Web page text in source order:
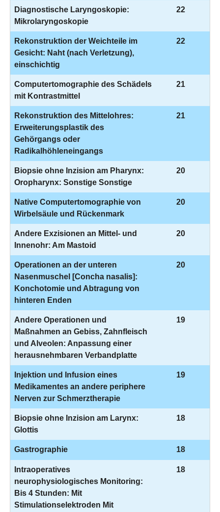
Diagnostische Laryngoskopie:
Mikrolaryngoskopie
22
Rekonstruktion der Weichteile im
Gesicht: Naht (nach Verletzung),
einschichtig
22
Computertomographie des Schädels
mit Kontrastmittel
21
Rekonstruktion des Mittelohres:
Erweiterungsplastik des
Gehörgangs oder
Radikalhöhleneingangs
21
Biopsie ohne Inzision am Pharynx:
Oropharynx: Sonstige Sonstige
20
Native Computertomographie von
Wirbelsäule und Rückenmark
20
Andere Exzisionen an Mittel- und
Innenohr: Am Mastoid
20
Operationen an der unteren
Nasenmuschel [Concha nasalis]:
Konchotomie und Abtragung von
hinteren Enden
20
Andere Operationen und
Maßnahmen an Gebiss, Zahnfleisch
und Alveolen: Anpassung einer
herausnehmbaren Verbandplatte
19
Injektion und Infusion eines
Medikamentes an andere periphere
Nerven zur Schmerztherapie
19
Biopsie ohne Inzision am Larynx:
Glottis
18
Gastrographie 18
Intraoperatives
neurophysiologisches Monitoring:
Bis 4 Stunden: Mit
Stimulationselektroden Mit
18